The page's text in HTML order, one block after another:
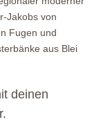
Jakobs von
Fugen und
aus Blei
deinen